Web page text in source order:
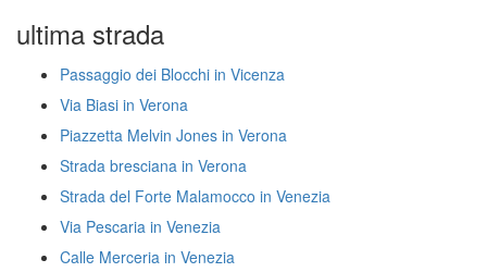
ultima strada
Passaggio dei Blocchi in Vicenza
Via Biasi in Verona
Piazzetta Melvin Jones in Verona
Strada bresciana in Verona
Strada del Forte Malamocco in Venezia
Via Pescaria in Venezia
Calle Merceria in Venezia